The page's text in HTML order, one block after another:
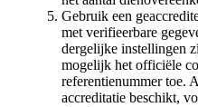
Gebruik een
met verifieerbare
dergelijke instellingen
mogelijk het officiële
referentienummer toe.
accreditatie beschikt,